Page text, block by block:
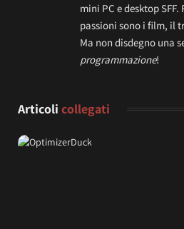
mini PC e desktop
passioni sono i film, il
Ma non disdegno una
programmazione!
Articoli collegati